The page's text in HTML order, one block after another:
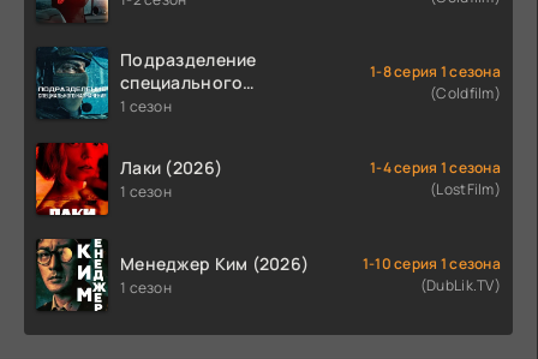
Подразделение
специального
назначения (2026)
1 сезон
1-8 серия 1 сезона
(Coldfilm)
Лаки (2026)
1 сезон
1-4 серия 1 сезона
(LostFilm)
Менеджер Ким (2026)
1 сезон
1-10 серия 1 сезона
(DubLik.TV)